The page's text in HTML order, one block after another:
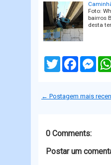
Foto:
bairros
desta
T
w
e
F
o
M
n
← Postagem mais
0 Comments:
Postar um